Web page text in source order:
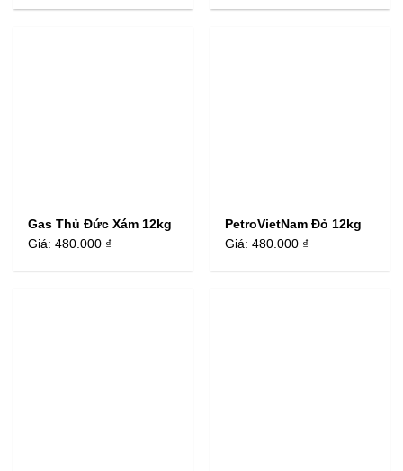
Gas Thủ Đức Xám 12kg
Giá:480.000 ₫
PetroVietNam Đỏ 12kg
Giá:480.000 ₫